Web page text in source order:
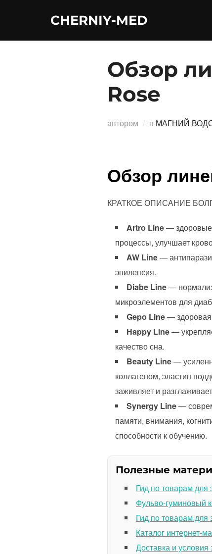
CHERNIY-MED
Обзор
Rose
автором в МАГНИЙ
Обзор
КРАТКОЕ ОПИСАНИЕ
Artro Line— здоровые
процессы, улучшает
AW Line—
эпилепсия.
Diabe Line—
микроэлементов для
Gepo Line— здоровая
Happy Line—
качество сна.
Beauty Line—
коллагеном, эластин
заживляет и
Synergy Line—
памяти, внимания,
способности к обучению.
Полезные
Гид по товарам для
Фульво-гуминовый
Гид по товарам для
Каталог интернет-
Доставка и условия